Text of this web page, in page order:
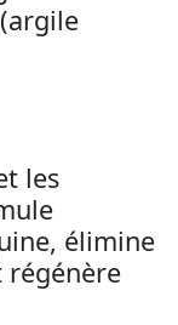
les
élimine
régénère